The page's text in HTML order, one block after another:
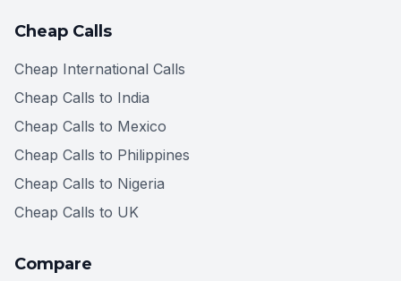
Cheap Calls
Cheap International Calls
Cheap Calls to India
Cheap Calls to Mexico
Cheap Calls to Philippines
Cheap Calls to Nigeria
Cheap Calls to UK
Compare